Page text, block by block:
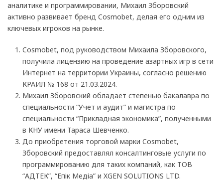
аналитике и программировании, Михаил Зборовский
активно развивает бренд Cosmobet, делая его одним из
ключевых игроков на рынке.
Cosmobet, под руководством Михаила Зборовского,
получила лицензию на проведение азартных игр в сети
Интернет на территории Украины, согласно решению
КРАИЛ № 168 от 21.03.2024.
Михаил Зборовский обладает степенью бакалавра по
специальности “Учет и аудит” и магистра по
специальности “Прикладная экономика”, полученными
в КНУ имени Тараса Шевченко.
До приобретения торговой марки Cosmobet,
Зборовский предоставлял консалтинговые услуги по
программированию для таких компаний, как ТОВ
“АДТЕК”, “Епік Медіа” и XGEN SOLUTIONS LTD.